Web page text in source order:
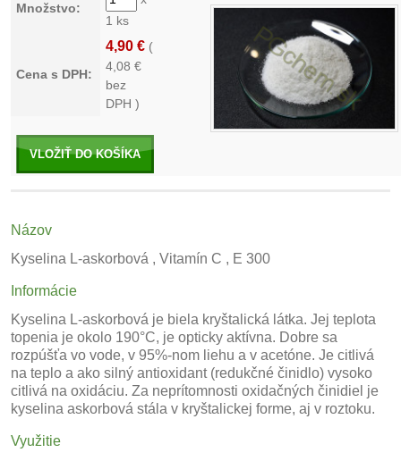
Množstvo:
1 ks
Cena s DPH:
4,90 € (
4,08 €
bez
DPH )
VLOŽIŤ DO KOŠÍKA
Názov
Kyselina L-askorbová , Vitamín C , E 300
Informácie
Kyselina L-askorbová je biela kryštalická látka. Jej teplota
topenia je okolo 190°C, je opticky aktívna. Dobre sa
rozpúšťa vo vode, v 95%-nom liehu a v acetóne. Je citlivá
na teplo a ako silný antioxidant (redukčné činidlo) vysoko
citlivá na oxidáciu. Za neprítomnosti oxidačných činidiel je
kyselina askorbová stála v kryštalickej forme, aj v roztoku.
Využitie